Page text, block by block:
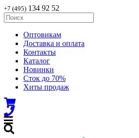
+7 (495) 134 92 52
Оптовикам
Доставка и оплата
Контакты
Каталог
Новинки
Сток до 70%
Хиты продаж